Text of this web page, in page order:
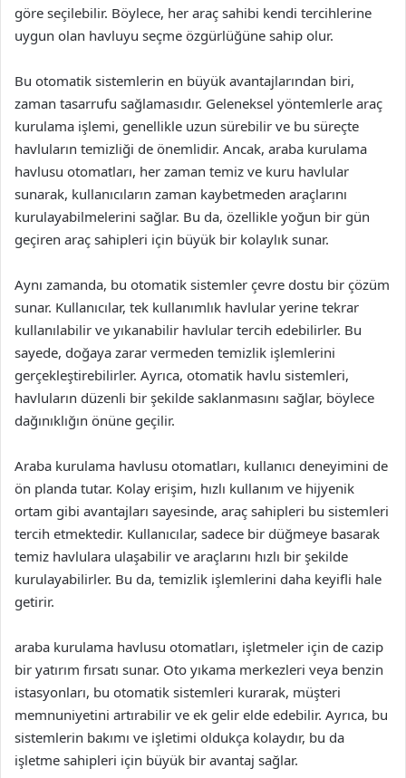
göre seçilebilir. Böylece, her araç sahibi kendi tercihlerine
uygun olan havluyu seçme özgürlüğüne sahip olur.
Bu otomatik sistemlerin en büyük avantajlarından biri,
zaman tasarrufu sağlamasıdır. Geleneksel yöntemlerle araç
kurulama işlemi, genellikle uzun sürebilir ve bu süreçte
havluların temizliği de önemlidir. Ancak, araba kurulama
havlusu otomatları, her zaman temiz ve kuru havlular
sunarak, kullanıcıların zaman kaybetmeden araçlarını
kurulayabilmelerini sağlar. Bu da, özellikle yoğun bir gün
geçiren araç sahipleri için büyük bir kolaylık sunar.
Aynı zamanda, bu otomatik sistemler çevre dostu bir çözüm
sunar. Kullanıcılar, tek kullanımlık havlular yerine tekrar
kullanılabilir ve yıkanabilir havlular tercih edebilirler. Bu
sayede, doğaya zarar vermeden temizlik işlemlerini
gerçekleştirebilirler. Ayrıca, otomatik havlu sistemleri,
havluların düzenli bir şekilde saklanmasını sağlar, böylece
dağınıklığın önüne geçilir.
Araba kurulama havlusu otomatları, kullanıcı deneyimini de
ön planda tutar. Kolay erişim, hızlı kullanım ve hijyenik
ortam gibi avantajları sayesinde, araç sahipleri bu sistemleri
tercih etmektedir. Kullanıcılar, sadece bir düğmeye basarak
temiz havlulara ulaşabilir ve araçlarını hızlı bir şekilde
kurulayabilirler. Bu da, temizlik işlemlerini daha keyifli hale
getirir.
araba kurulama havlusu otomatları, işletmeler için de cazip
bir yatırım fırsatı sunar. Oto yıkama merkezleri veya benzin
istasyonları, bu otomatik sistemleri kurarak, müşteri
memnuniyetini artırabilir ve ek gelir elde edebilir. Ayrıca, bu
sistemlerin bakımı ve işletimi oldukça kolaydır, bu da
işletme sahipleri için büyük bir avantaj sağlar.